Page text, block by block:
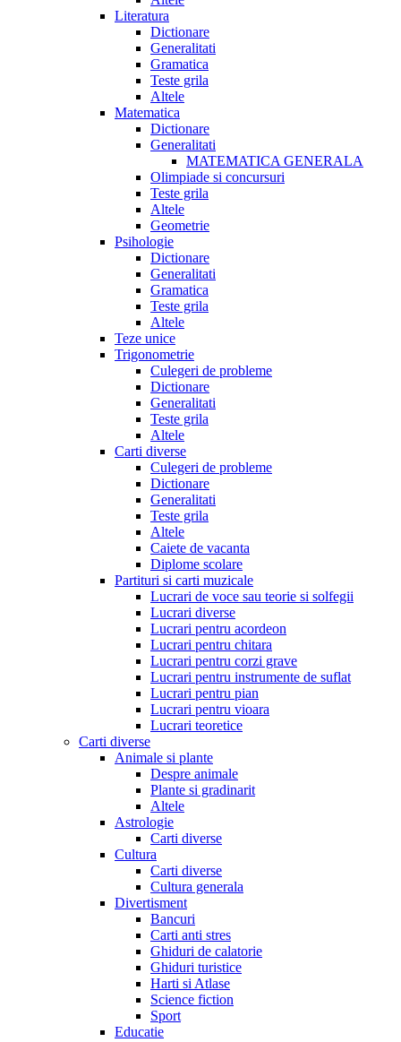
Literatura
Dictionare
Generalitati
Gramatica
Teste grila
Altele
Matematica
Dictionare
Generalitati
MATEMATICA GENERALA
Olimpiade si concursuri
Teste grila
Altele
Geometrie
Psihologie
Dictionare
Generalitati
Gramatica
Teste grila
Altele
Teze unice
Trigonometrie
Culegeri de probleme
Dictionare
Generalitati
Teste grila
Altele
Carti diverse
Culegeri de probleme
Dictionare
Generalitati
Teste grila
Altele
Caiete de vacanta
Diplome scolare
Partituri si carti muzicale
Lucrari de voce sau teorie si solfegii
Lucrari diverse
Lucrari pentru acordeon
Lucrari pentru chitara
Lucrari pentru corzi grave
Lucrari pentru instrumente de suflat
Lucrari pentru pian
Lucrari pentru vioara
Lucrari teoretice
Carti diverse
Animale si plante
Despre animale
Plante si gradinarit
Altele
Astrologie
Carti diverse
Cultura
Carti diverse
Cultura generala
Divertisment
Bancuri
Carti anti stres
Ghiduri de calatorie
Ghiduri turistice
Harti si Atlase
Science fiction
Sport
Educatie